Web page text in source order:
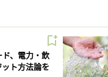
ド、電力・飲
ト方法論を